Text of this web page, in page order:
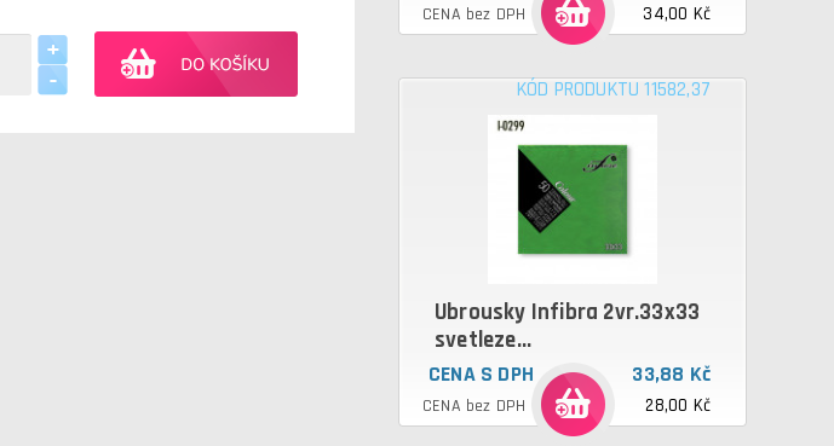
CENA bez DPH 34,00 Kč
KÓD PRODUKTU 11582,37
Ubrousky Infibra 2vr.33x33
svetleze...
CENA S DPH 33,88 Kč
CENA bez DPH 28,00 Kč